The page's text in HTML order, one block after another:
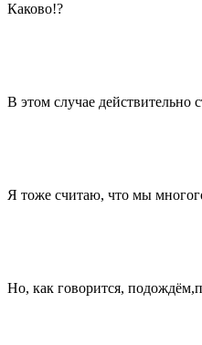
Каково!?
В этом случае действительно
Я тоже считаю, что мы
Но, как говорится,